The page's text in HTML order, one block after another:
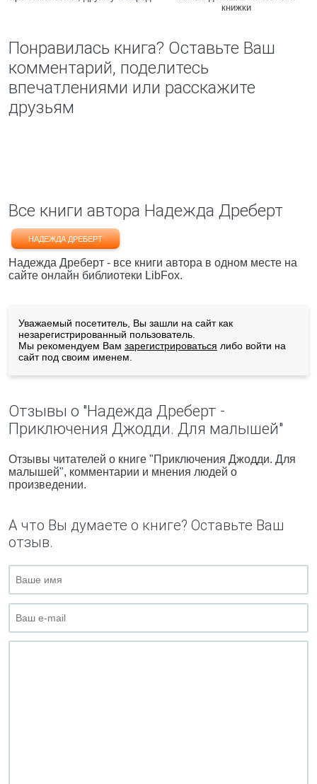
книжки
Понравилась книга? Оставьте Ваш
комментарий, поделитесь
впечатлениями или расскажите
друзьям
Все книги автора Надежда Дреберт
НАДЕЖДА ДРЕБЕРТ
Надежда Дреберт - все книги автора в одном месте на
сайте онлайн библиотеки LibFox.
Уважаемый посетитель, Вы зашли на сайт как
незарегистрированный пользователь.
Мы рекомендуем Вам зарегистрироваться либо войти на
сайт под своим именем.
Отзывы о "Надежда Дреберт -
Приключения Джодди. Для малышей"
Отзывы читателей о книге "Приключения Джодди. Для
малышей", комментарии и мнения людей о
произведении.
А что Вы думаете о книге? Оставьте Ваш
отзыв.